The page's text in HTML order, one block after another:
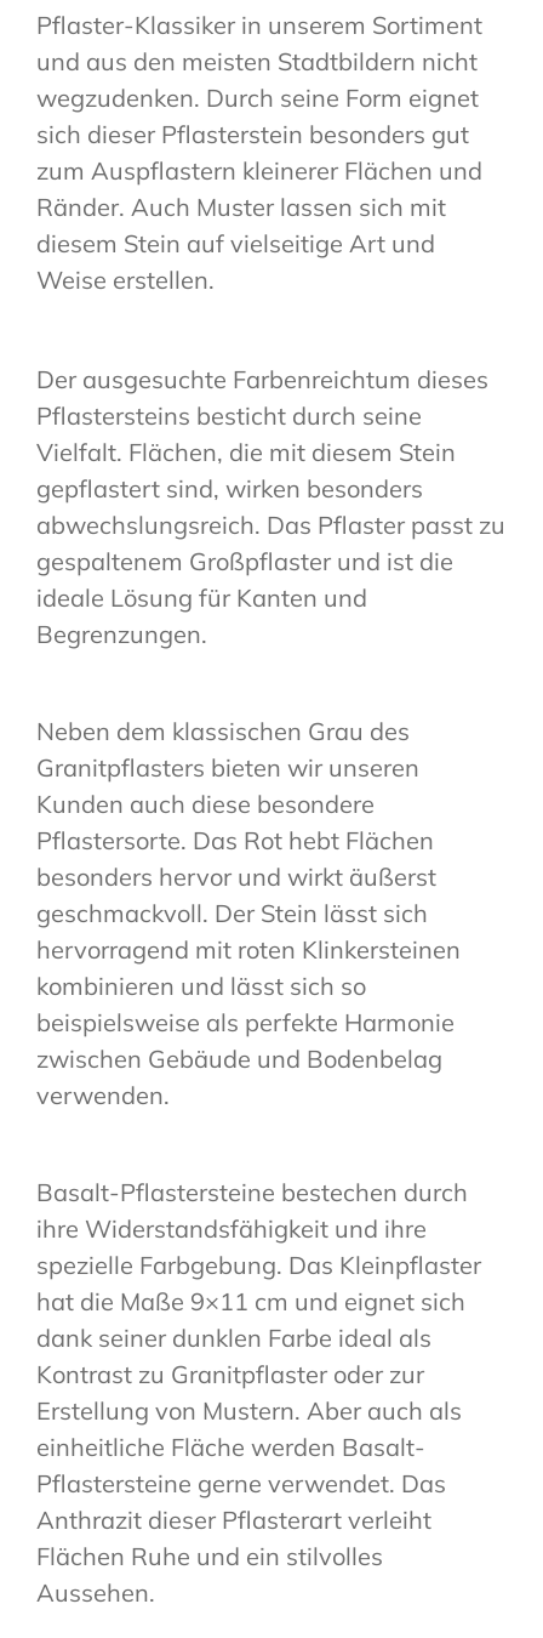
Pflaster-Klassiker in unserem Sortiment
und aus den meisten Stadtbildern nicht
wegzudenken. Durch seine Form eignet
sich dieser Pflasterstein besonders gut
zum Auspflastern kleinerer Flächen und
Ränder. Auch Muster lassen sich mit
diesem Stein auf vielseitige Art und
Weise erstellen.
Der ausgesuchte Farbenreichtum dieses
Pflastersteins besticht durch seine
Vielfalt. Flächen, die mit diesem Stein
gepflastert sind, wirken besonders
abwechslungsreich. Das Pflaster passt zu
gespaltenem Großpflaster und ist die
ideale Lösung für Kanten und
Begrenzungen.
Neben dem klassischen Grau des
Granitpflasters bieten wir unseren
Kunden auch diese besondere
Pflastersorte. Das Rot hebt Flächen
besonders hervor und wirkt äußerst
geschmackvoll. Der Stein lässt sich
hervorragend mit roten Klinkersteinen
kombinieren und lässt sich so
beispielsweise als perfekte Harmonie
zwischen Gebäude und Bodenbelag
verwenden.
Basalt-Pflastersteine bestechen durch
ihre Widerstandsfähigkeit und ihre
spezielle Farbgebung. Das Kleinpflaster
hat die Maße 9×11 cm und eignet sich
dank seiner dunklen Farbe ideal als
Kontrast zu Granitpflaster oder zur
Erstellung von Mustern. Aber auch als
einheitliche Fläche werden Basalt-
Pflastersteine gerne verwendet. Das
Anthrazit dieser Pflasterart verleiht
Flächen Ruhe und ein stilvolles
Aussehen.